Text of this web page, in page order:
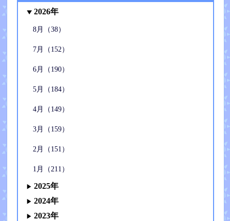
2026年
8月（38）
7月（152）
6月（190）
5月（184）
4月（149）
3月（159）
2月（151）
1月（211）
2025年
2024年
2023年